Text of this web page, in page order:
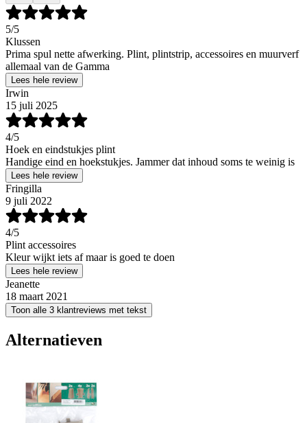
5/5
Klussen
Prima spul nette afwerking. Plint, plintstrip, accessoires en muurverf
allemaal van de Gamma
Lees hele review
Irwin
15 juli 2025
4/5
Hoek en eindstukjes plint
Handige eind en hoekstukjes. Jammer dat inhoud soms te weinig is
Lees hele review
Fringilla
9 juli 2022
4/5
Plint accessoires
Kleur wijkt iets af maar is goed te doen
Lees hele review
Jeanette
18 maart 2021
Toon alle 3 klantreviews met tekst
Alternatieven